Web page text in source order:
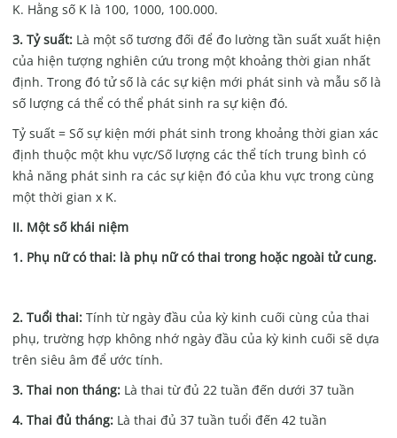
K. Hằng số K là 100, 1000, 100.000.
3. Tỷ suất:Là một số tương đối để đo lường tần suất xuất hiện
của hiện tượng nghiên cứu trong một khoảng thời gian nhất
định. Trong đó tử số là các sự kiện mới phát sinh và mẫu số là
số lượng cá thể có thể phát sinh ra sự kiện đó.
Tỷ suất = Số sự kiện mới phát sinh trong khoảng thời gian xác
định thuộc một khu vực/Số lượng các thể tích trung bình có
khả năng phát sinh ra các sự kiện đó của khu vực trong cùng
một thời gian x K.
II. Một số khái niệm
1. Phụ nữ có thai:là phụ nữ có thai trong hoặc ngoài tử cung.
2. Tuổi thai:Tính từ ngày đầu của kỳ kinh cuối cùng của thai
phụ, trường hợp không nhớ ngày đầu của kỳ kinh cuối sẽ dựa
trên siêu âm để ước tính.
3. Thai non tháng:Là thai từ đủ 22 tuần đến dưới 37 tuần
4. Thai đủ tháng:Là thai đủ 37 tuần tuổi đến 42 tuần